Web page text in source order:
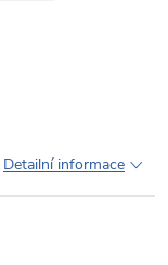
Detailní informace